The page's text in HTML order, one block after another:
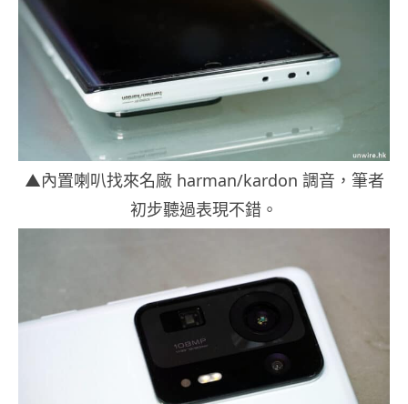
▲內置喇叭找來名廠 harman/kardon 調音，筆者
初步聽過表現不錯。